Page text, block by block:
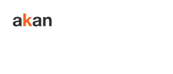
Hopp til innhold